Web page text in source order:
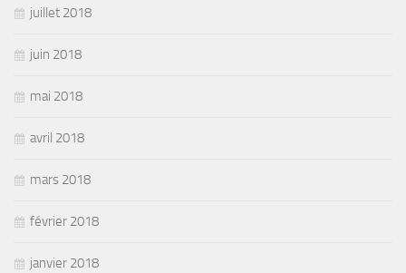
juillet 2018
juin 2018
mai 2018
avril 2018
mars 2018
février 2018
janvier 2018